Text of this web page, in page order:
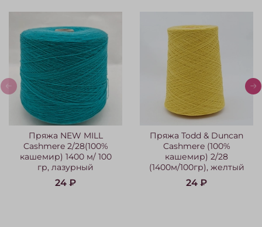
Пряжа NEW MILL
Cashmere 2/28(100%
кашемир) 1400 м/ 100
гр, лазурный
24 ₽
Пряжа Todd & Duncan
Cashmere (100%
кашемир) 2/28
(1400м/100гр), желтый
24 ₽